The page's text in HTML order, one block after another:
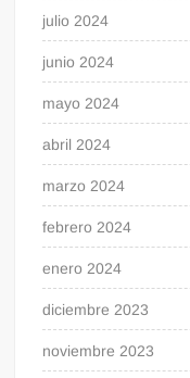
julio 2024
junio 2024
mayo 2024
abril 2024
marzo 2024
febrero 2024
enero 2024
diciembre 2023
noviembre 2023